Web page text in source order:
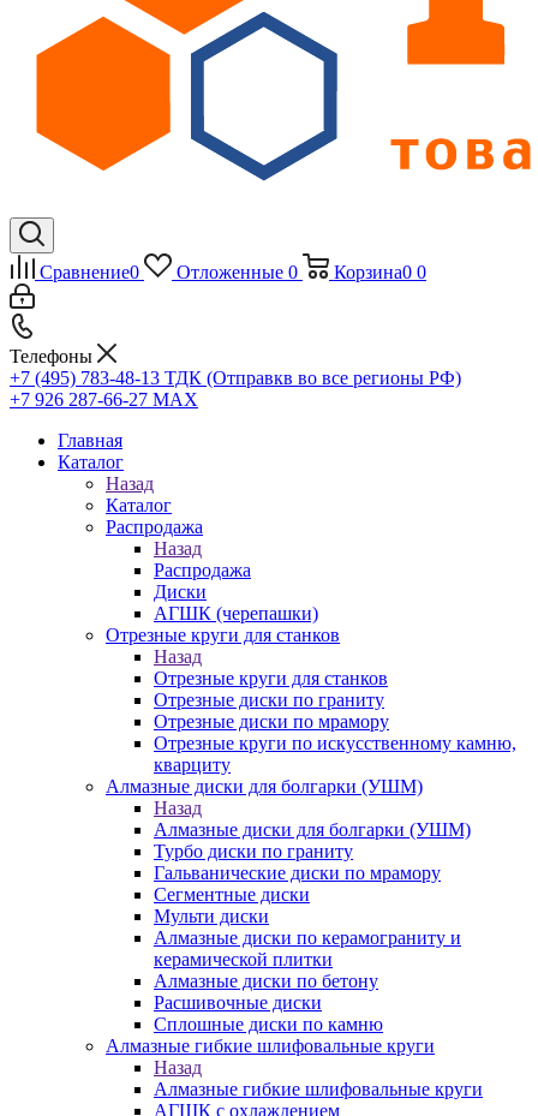
Сравнение0 Отложенные 0 Корзина0 0
Телефоны
+7 (495) 783-48-13 ТДК (Отправкв во все регионы РФ)
+7 926 287-66-27 МАХ
Главная
Каталог
Назад
Каталог
Распродажа
Назад
Распродажа
Диски
АГШК (черепашки)
Отрезные круги для станков
Назад
Отрезные круги для станков
Отрезные диски по граниту
Отрезные диски по мрамору
Отрезные круги по искусственному камню,
кварциту
Алмазные диски для болгарки (УШМ)
Назад
Алмазные диски для болгарки (УШМ)
Турбо диски по граниту
Гальванические диски по мрамору
Сегментные диски
Мульти диски
Алмазные диски по керамограниту и
керамической плитки
Алмазные диски по бетону
Расшивочные диски
Сплошные диски по камню
Алмазные гибкие шлифовальные круги
Назад
Алмазные гибкие шлифовальные круги
АГШК с охлаждением